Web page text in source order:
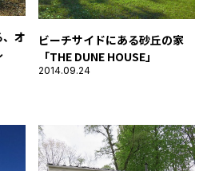
オ
ビーチサイドにある砂丘の家
「THE DUNE HOUSE」
2014.09.24